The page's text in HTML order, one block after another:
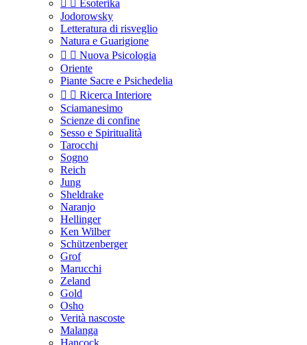
  Esoterika
Jodorowsky
Letteratura di risveglio
Natura e Guarigione
  Nuova Psicologia
Oriente
Piante Sacre e Psichedelia
  Ricerca Interiore
Sciamanesimo
Scienze di confine
Sesso e Spiritualità
Tarocchi
Sogno
Reich
Jung
Sheldrake
Naranjo
Hellinger
Ken Wilber
Schützenberger
Grof
Marucchi
Zeland
Gold
Osho
Verità nascoste
Malanga
Hancock